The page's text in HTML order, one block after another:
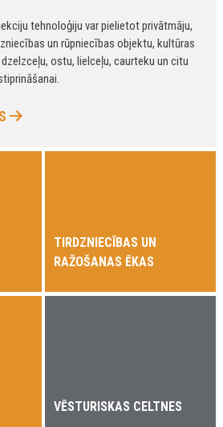
tehnoloģiju var pielietot privātmāju,
un rūpniecības objektu, kultūras
ostu, lielceļu, caurteku un citu
TIRDZNIECĪBAS UN
RAŽOŠANAS ĒKAS
VĒSTURISKAS CELTNES